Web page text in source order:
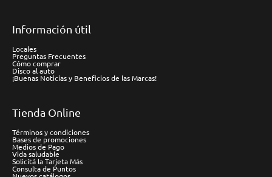
Información útil
Locales
Preguntas Frecuentes
Cómo comprar
Disco al auto
¡Buenas Noticias y Beneficios de las Marcas!
Tienda Online
Términos y condiciones
Bases de promociones
Medios de Pago
Vida saludable
Solicitá la Tarjeta Más
Consulta de Puntos